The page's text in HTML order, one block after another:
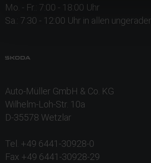
Mo. - Fr.: 7:00 - 18:00 Uhr
Sa.: 7:30 - 12:00 Uhr in allen
Auto-Müller GmbH & Co. KG
Wilhelm-Loh-Str. 10a
D-35578 Wetzlar
Tel. +49 6441-30928-0
Fax +49 6441-30928-29